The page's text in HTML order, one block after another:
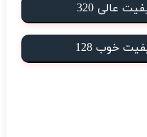
عالی 320
خوب 128